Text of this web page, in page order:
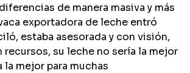
de manera masiva y más
exportadora de leche entró
estaba asesorada y con visión,
recursos, su leche no sería la mejor
la mejor para muchas